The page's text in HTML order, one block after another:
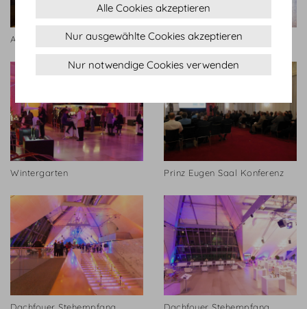
Antekammer Antekammer
Wintergarten Prinz Eugen Saal Konferenz
Dachfoyer Stehempfang Dachfoyer Stehempfang
Alle Cookies akzeptieren
Nur ausgewählte Cookies akzeptieren
Nur notwendige Cookies verwenden